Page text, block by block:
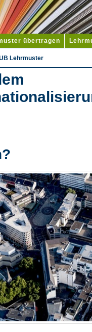
übertragen
Lehrmuster